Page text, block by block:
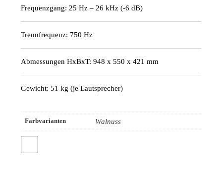
Frequenzgang: 25 Hz – 26 kHz (-6 dB)
Trennfrequenz: 750 Hz
Abmessungen HxBxT: 948 x 550 x 421 mm
Gewicht: 51 kg (je Lautsprecher)
Farbvarianten Walnuss